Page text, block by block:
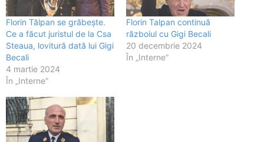
Florin Tălpan se grăbește.
Ce a făcut juristul de la Csa
Steaua, lovitură dată lui Gigi
Becali
4 martie 2024
În „Interne”
Florin Talpan continuă
războiul cu Gigi Becali
20 decembrie 2024
În „Interne”